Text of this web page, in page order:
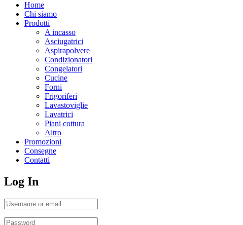
Home
Chi siamo
Prodotti
A incasso
Asciugatrici
Aspirapolvere
Condizionatori
Congelatori
Cucine
Forni
Frigoriferi
Lavastoviglie
Lavatrici
Piani cottura
Altro
Promozioni
Consegne
Contatti
Log In